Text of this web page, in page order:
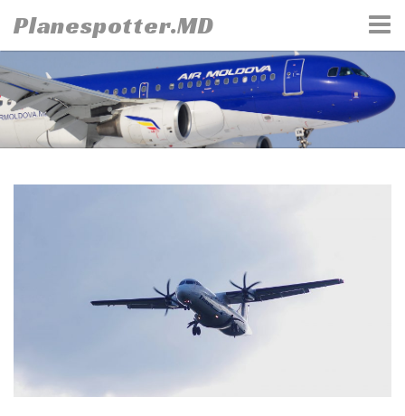
to
content
Planespotter.MD